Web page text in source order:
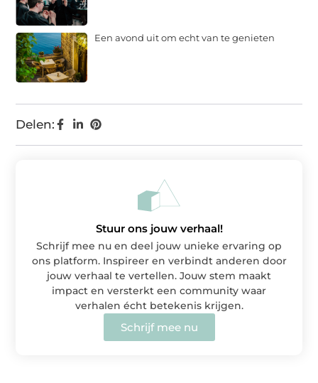
Delen:
Een avond uit om echt van te genieten
Stuur ons jouw verhaal!
Schrijf mee nu en deel jouw unieke ervaring op
ons platform. Inspireer en verbindt anderen door
jouw verhaal te vertellen. Jouw stem maakt
impact en versterkt een community waar
verhalen écht betekenis krijgen.
Schrijf mee nu